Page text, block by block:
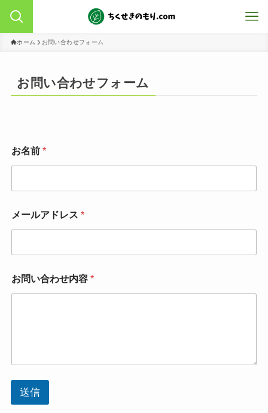
ホーム お問い合わせフォーム
お問い合わせフォーム
お名前 *
メールアドレス *
お問い合わせ内容 *
送信